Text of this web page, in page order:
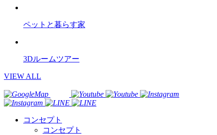
ペットと暮らす家
3Dルームツアー
VIEW ALL
コンセプト
コンセプト